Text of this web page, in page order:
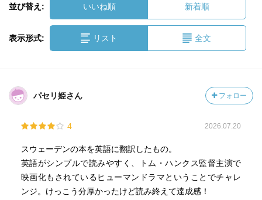
並び替え: いいね順 新着順
表示形式: リスト 全文
パセリ姫さん フォロー
4 2026.07.20
スウェーデンの本を英語に翻訳したもの。
英語がシンプルで読みやすく、トム・ハンクス監督主演で
映画化もされているヒューマンドラマということでチャレ
ンジ。けっこう分厚かったけど読み終えて達成感！